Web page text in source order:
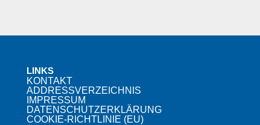
LINKS
KONTAKT
ADDRESSVERZEICHNIS
IMPRESSUM
DATENSCHUTZERKLÄRUNG
COOKIE-RICHTLINIE (EU)